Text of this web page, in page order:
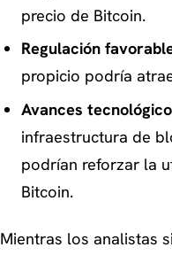
precio de Bitcoin.
Regulación
propicio podría
Avances
infraestructura de
podrían reforzar la
Bitcoin.
Mientras los analistas